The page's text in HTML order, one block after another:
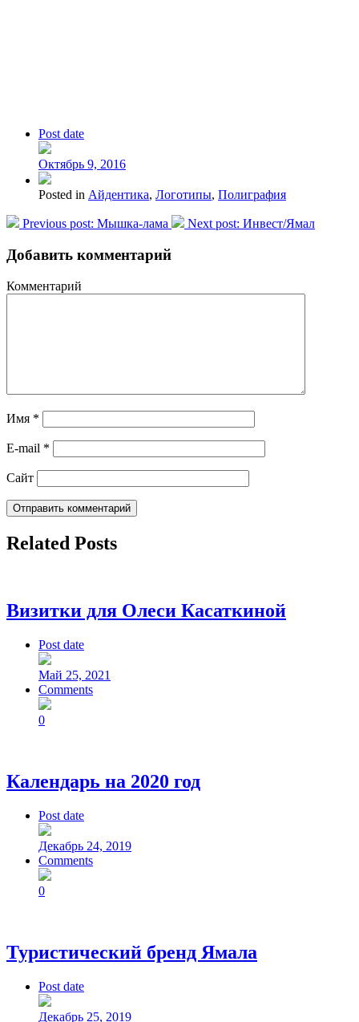
Post date
Октябрь 9, 2016
Posted in Айдентика, Логотипы, Полиграфия
Previous post: Мышка-лама Next post: Инвест/Ямал
Добавить комментарий
Комментарий
Имя *
E-mail *
Сайт
Related Posts
Визитки для Олеси Касаткиной
Post date
Май 25, 2021
Comments
0
Календарь на 2020 год
Post date
Декабрь 24, 2019
Comments
0
Туристический бренд Ямала
Post date
Декабрь 25, 2019